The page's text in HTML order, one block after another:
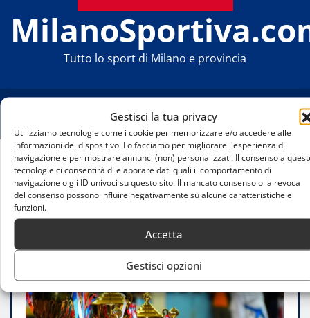
Gestisci la tua privacy
Utilizziamo tecnologie come i cookie per memorizzare e/o accedere alle
informazioni del dispositivo. Lo facciamo per migliorare l'esperienza di
navigazione e per mostrare annunci (non) personalizzati. Il consenso a
tecnologie ci consentirà di elaborare dati quali il comportamento di
navigazione o gli ID univoci su questo sito. Il mancato consenso o la revoca
del consenso possono influire negativamente su alcune caratteristiche e
funzioni.
Accetta
Gestisci opzioni
Tutto lo sport di Milano e provincia
Home
L’Inter ospita il secondo turno di qualificazione alla
UEFA Women’s Champions League